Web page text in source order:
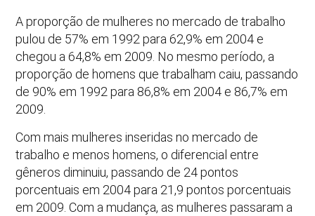
A proporção de mulheres no mercado de trabalho
pulou de 57% em 1992 para 62,9% em 2004 e
chegou a 64,8% em 2009. No mesmo período, a
proporção de homens que trabalham caiu, passando
de 90% em 1992 para 86,8% em 2004 e 86,7% em
2009.
Com mais mulheres inseridas no mercado de
trabalho e menos homens, o diferencial entre
gêneros diminuiu, passando de 24 pontos
porcentuais em 2004 para 21,9 pontos porcentuais
em 2009. Com a mudança, as mulheres passaram a